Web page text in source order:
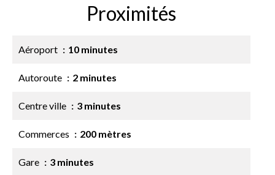
Proximités
Aéroport 10 minutes
Autoroute 2 minutes
Centre ville 3 minutes
Commerces 200 mètres
Gare 3 minutes